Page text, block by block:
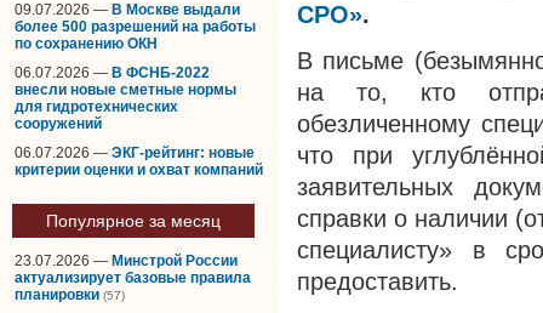
09.07.2026 — В Москве выдали
более 500 разрешений на работы
по сохранению ОКН
06.07.2026 — В ФСНБ-2022
внесли новые сметные нормы
для гидротехнических
сооружений
06.07.2026 — ЭКГ-рейтинг: новые
критерии оценки и охват компаний
Популярное за месяц
23.07.2026 — Минстрой России
актуализирует базовые правила
планировки (57)
СРО».
В письме
на то, кто
обезличенному
что при
заявительных
справки о наличии
специалисту» в
предоставить.